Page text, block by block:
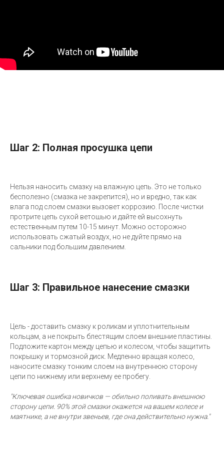
Шаг 2: Полная просушка цепи
Нельзя наносить смазку на влажную цепь. Это не только
бесполезно (смазка не закрепится), но и вредно, так как
влага под слоем смазки вызовет коррозию. После чистки
протрите цепь сухой ветошью и дайте ей высохнуть
естественным путем 10-15 минут. Можно осторожно
использовать сжатый воздух, но не дуйте прямо на
сальники под большим давлением.
Шаг 3: Правильное нанесение смазки
Цель - доставить смазку к роликам и уплотнительным
кольцам, а не покрыть блестящим слоем внешние пластины.
Подложите картон между цепью и колесом, чтобы защитить
покрышку и тормозной диск. Медленно вращая колесо,
наносите смазку тонким слоем на внутреннюю сторону
цепи по нижнему или верхнему ее пробегу.
"Ключевая ошибка новичков — обильно поливать внешнюю
сторону цепи. 90% этой смазки окажется на вашем колесе и
маятнике, а не внутри звеньев, где она действительно нужна."